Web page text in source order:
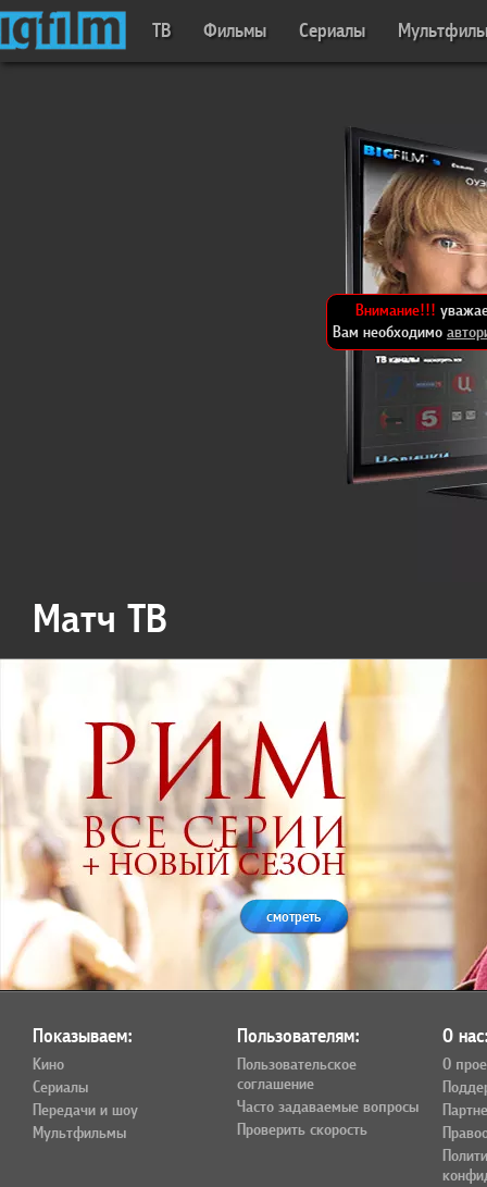
ТВ Фильмы Сериалы
Внимание!!!
Вам необходимо
Матч ТВ
смотреть
Показываем:
Кино
Сериалы
Передачи и шоу
Мультфильмы
Пользователям:
Пользовательское
соглашение
Часто задаваемые вопросы
Проверить скорость
О
О